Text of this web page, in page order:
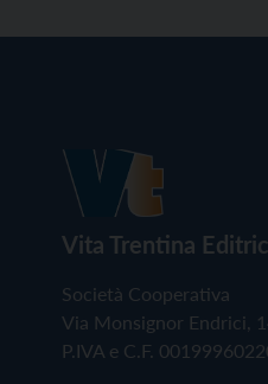
Vita Trentina
Società Cooperativa
Via Monsignor Endrici,
P.IVA e C.F.